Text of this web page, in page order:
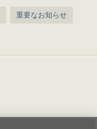
重要なお知らせ